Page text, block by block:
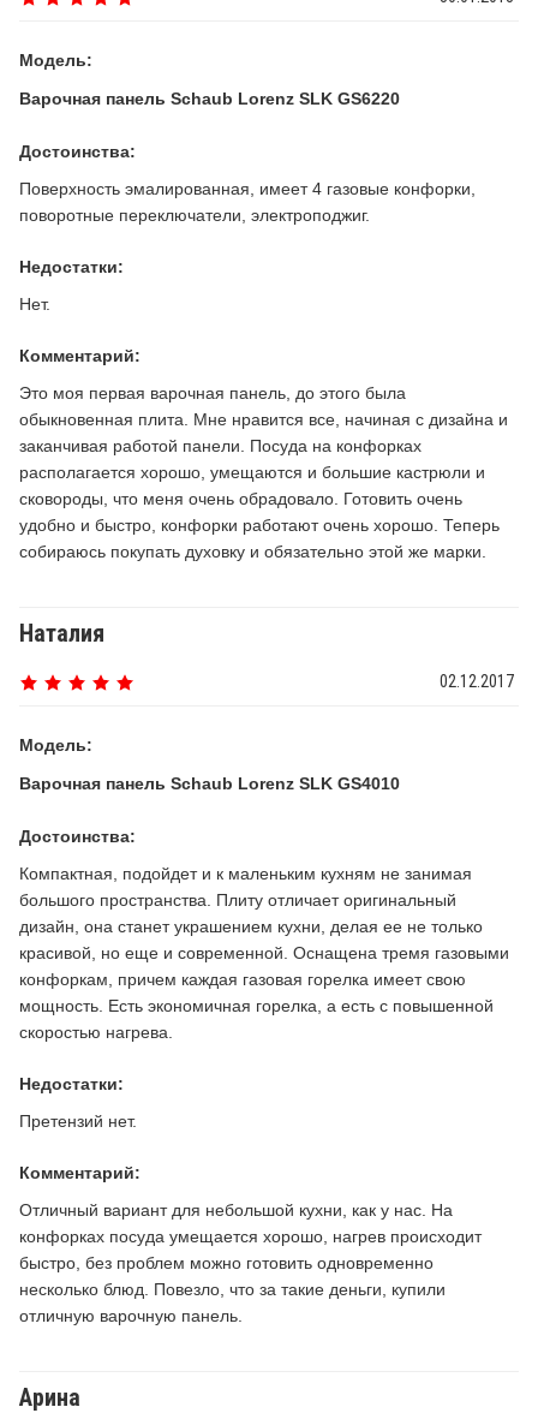
Модель:
Варочная панель Schaub Lorenz SLK GS6220
Достоинства:
Поверхность эмалированная, имеет 4 газовые конфорки,
поворотные переключатели, электроподжиг.
Недостатки:
Нет.
Комментарий:
Это моя первая варочная панель, до этого была
обыкновенная плита. Мне нравится все, начиная с дизайна и
заканчивая работой панели. Посуда на конфорках
располагается хорошо, умещаются и большие кастрюли и
сковороды, что меня очень обрадовало. Готовить очень
удобно и быстро, конфорки работают очень хорошо. Теперь
собираюсь покупать духовку и обязательно этой же марки.
Наталия
02.12.2017
Модель:
Варочная панель Schaub Lorenz SLK GS4010
Достоинства:
Компактная, подойдет и к маленьким кухням не занимая
большого пространства. Плиту отличает оригинальный
дизайн, она станет украшением кухни, делая ее не только
красивой, но еще и современной. Оснащена тремя газовыми
конфоркам, причем каждая газовая горелка имеет свою
мощность. Есть экономичная горелка, а есть с повышенной
скоростью нагрева.
Недостатки:
Претензий нет.
Комментарий:
Отличный вариант для небольшой кухни, как у нас. На
конфорках посуда умещается хорошо, нагрев происходит
быстро, без проблем можно готовить одновременно
несколько блюд. Повезло, что за такие деньги, купили
отличную варочную панель.
Арина